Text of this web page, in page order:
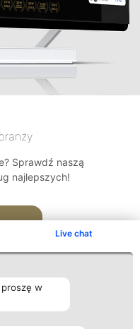
Live chat
w
Sprawdź naszą
najlepszych!
Kontakt